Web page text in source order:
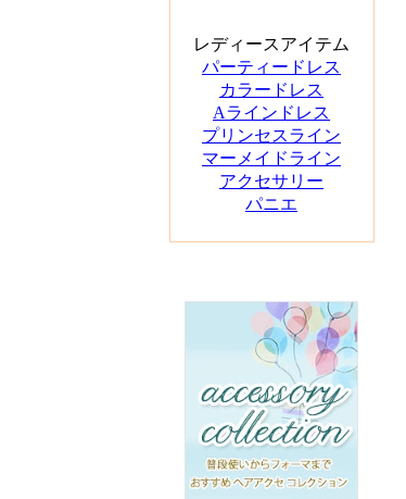
レディースアイテム
パーティードレス
カラードレス
Aラインドレス
プリンセスライン
マーメイドライン
アクセサリー
パニエ